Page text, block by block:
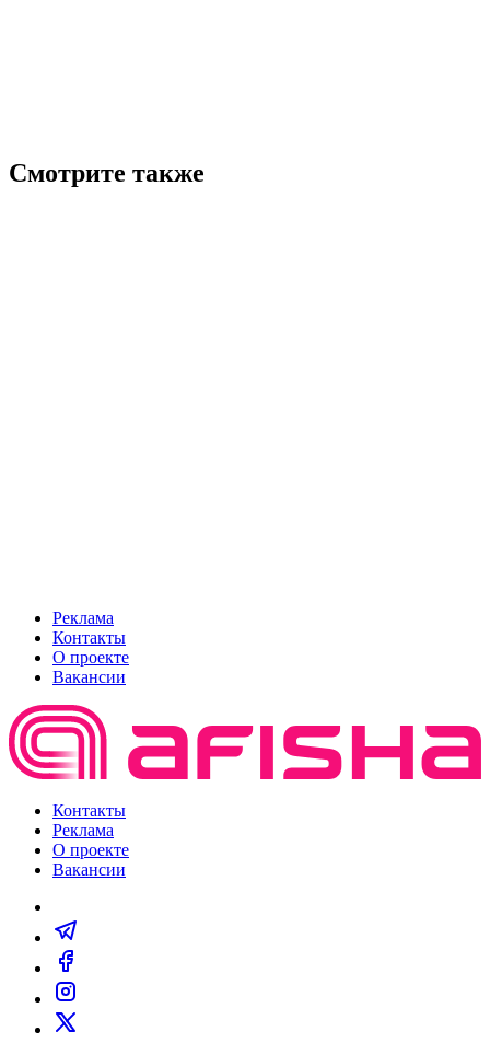
Смотрите также
Реклама
Контакты
О проекте
Вакансии
Контакты
Реклама
О проекте
Вакансии